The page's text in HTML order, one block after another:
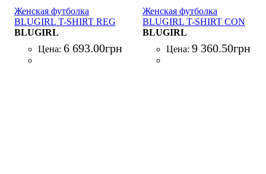
Женская футболка
BLUGIRL T-SHIRT REG
COTONE C/COLLANA
BLUGIRL
Цена: 6 693.00грн
Женская футболка
BLUGIRL T-SHIRT CON
PATCH RICAMATI NERO
BLUGIRL
Цена: 9 360.50грн